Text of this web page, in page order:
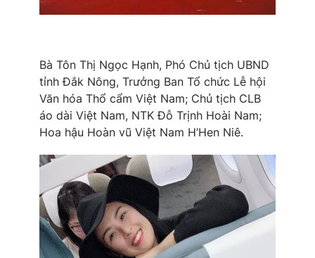
Video Shorts video
VTV Money VTV Thể thao
Thị trường 24h Tấm lòng Việt
VTV4 Vươn mình bằng AI
Bà Tôn Thị Ngọc Hạnh, Phó Chủ tịch UBND
tỉnh Đắk Nông, Trưởng Ban Tổ chức Lễ hội
Văn hóa Thổ cẩm Việt Nam; Chủ tịch CLB
áo dài Việt Nam, NTK Đỗ Trịnh Hoài Nam;
Hoa hậu Hoàn vũ Việt Nam H’Hen Niê.